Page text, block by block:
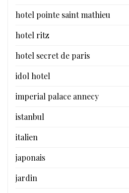
hotel pointe saint mathieu
hotel ritz
hotel secret de paris
idol hotel
imperial palace annecy
istanbul
italien
japonais
jardin